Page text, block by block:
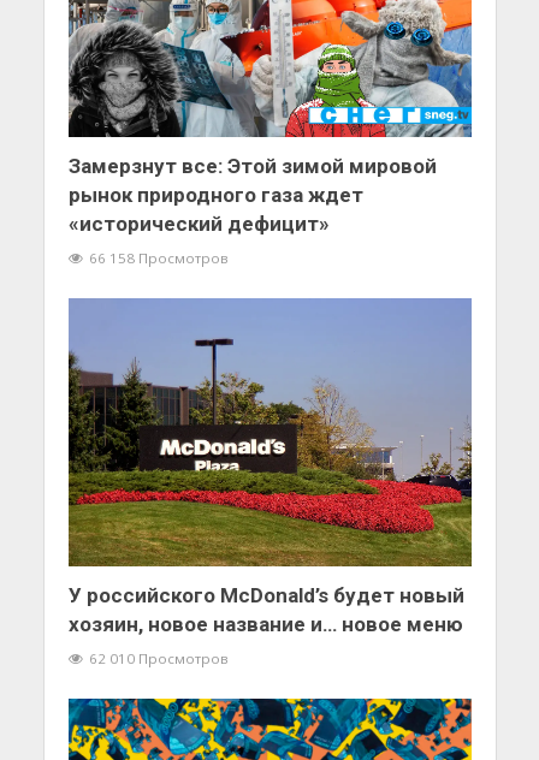
Замерзнут все: Этой зимой мировой
рынок природного газа ждет
«исторический дефицит»
66 158 Просмотров
У российского McDonald’s будет новый
хозяин, новое название и… новое меню
62 010 Просмотров